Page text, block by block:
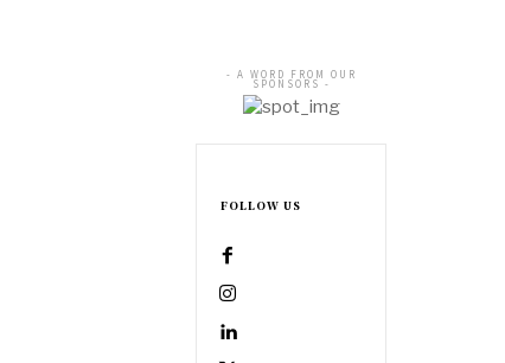
- A WORD FROM OUR
SPONSORS -
FOLLOW US